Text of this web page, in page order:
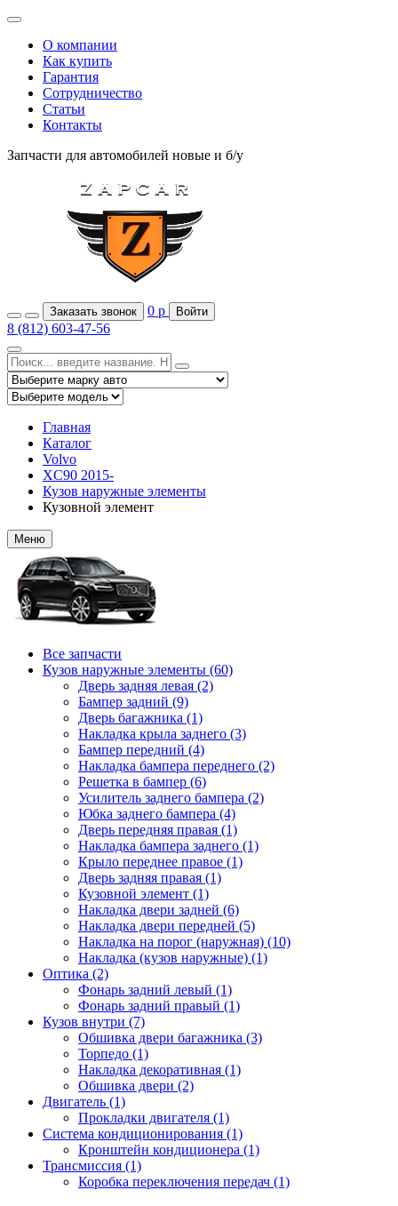
О компании
Как купить
Гарантия
Сотрудничество
Статьи
Контакты
Запчасти для автомобилей новые и б/у
Заказать звонок 0 р Войти
8 (812) 603-47-56
Главная
Каталог
Volvo
XC90 2015-
Кузов наружные элементы
Кузовной элемент
Меню
Все запчасти
Кузов наружные элементы (60)
Дверь задняя левая (2)
Бампер задний (9)
Дверь багажника (1)
Накладка крыла заднего (3)
Бампер передний (4)
Накладка бампера переднего (2)
Решетка в бампер (6)
Усилитель заднего бампера (2)
Юбка заднего бампера (4)
Дверь передняя правая (1)
Накладка бампера заднего (1)
Крыло переднее правое (1)
Дверь задняя правая (1)
Кузовной элемент (1)
Накладка двери задней (6)
Накладка двери передней (5)
Накладка на порог (наружная) (10)
Накладка (кузов наружные) (1)
Оптика (2)
Фонарь задний левый (1)
Фонарь задний правый (1)
Кузов внутри (7)
Обшивка двери багажника (3)
Торпедо (1)
Накладка декоративная (1)
Обшивка двери (2)
Двигатель (1)
Прокладки двигателя (1)
Система кондиционирования (1)
Кронштейн кондиционера (1)
Трансмиссия (1)
Коробка переключения передач (1)